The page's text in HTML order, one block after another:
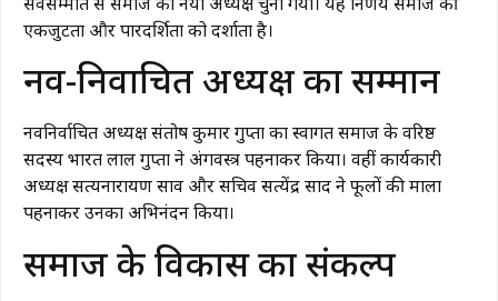
एकजुटता और पारदर्शिता को दर्शाता है।
नव-निर्वाचित अध्यक्ष का सम्मान
नवनिर्वाचित अध्यक्ष संतोष कुमार गुप्ता का स्वागत समाज के वरिष्ठ
सदस्य भारत लाल गुप्ता ने अंगवस्त्र पहनाकर किया। वहीं कार्यकारी
अध्यक्ष सत्यनारायण साव और सचिव सत्येंद्र प्रसाद ने फूलों की माला
पहनाकर उनका अभिनंदन किया।
समाज के विकास का संकल्प